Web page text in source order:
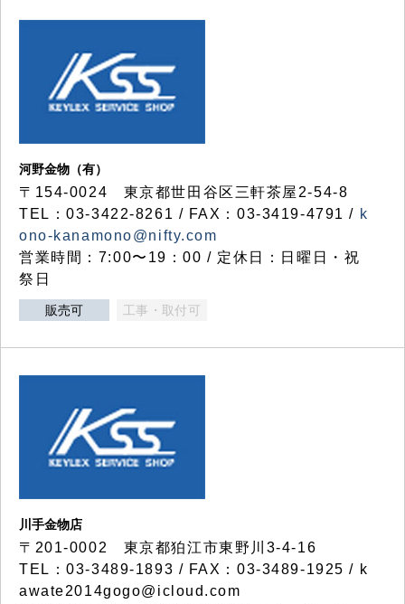
河野金物（有）
〒154-0024 東京都世田谷区三軒茶屋2-54-8
TEL：03-3422-8261 / FAX：03-3419-4791 / k
ono-kanamono@nifty.com
営業時間：7:00〜19：00 / 定休日：日曜日・祝
祭日
販売可 工事・取付可
川手金物店
〒201-0002 東京都狛江市東野川3-4-16
TEL：03-3489-1893 / FAX：03-3489-1925 / k
awate2014gogo@icloud.com